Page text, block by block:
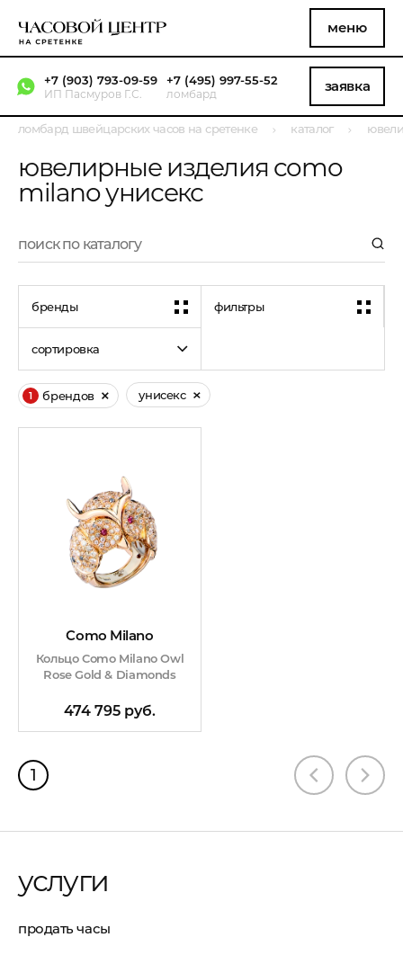
меню
+7 (903) 793-09-59
ИП Пасмуров Г.С.
+7 (495) 997-55-52
ломбард заявка
ломбард швейцарских часов на сретенке каталог
ювелирные изделия como
milano унисекс
бренды фильтры
сортировка
1 брендов унисекс
Como Milano
Кольцо Como Milano Owl
Rose Gold & Diamonds
474 795 руб.
1
услуги
продать часы